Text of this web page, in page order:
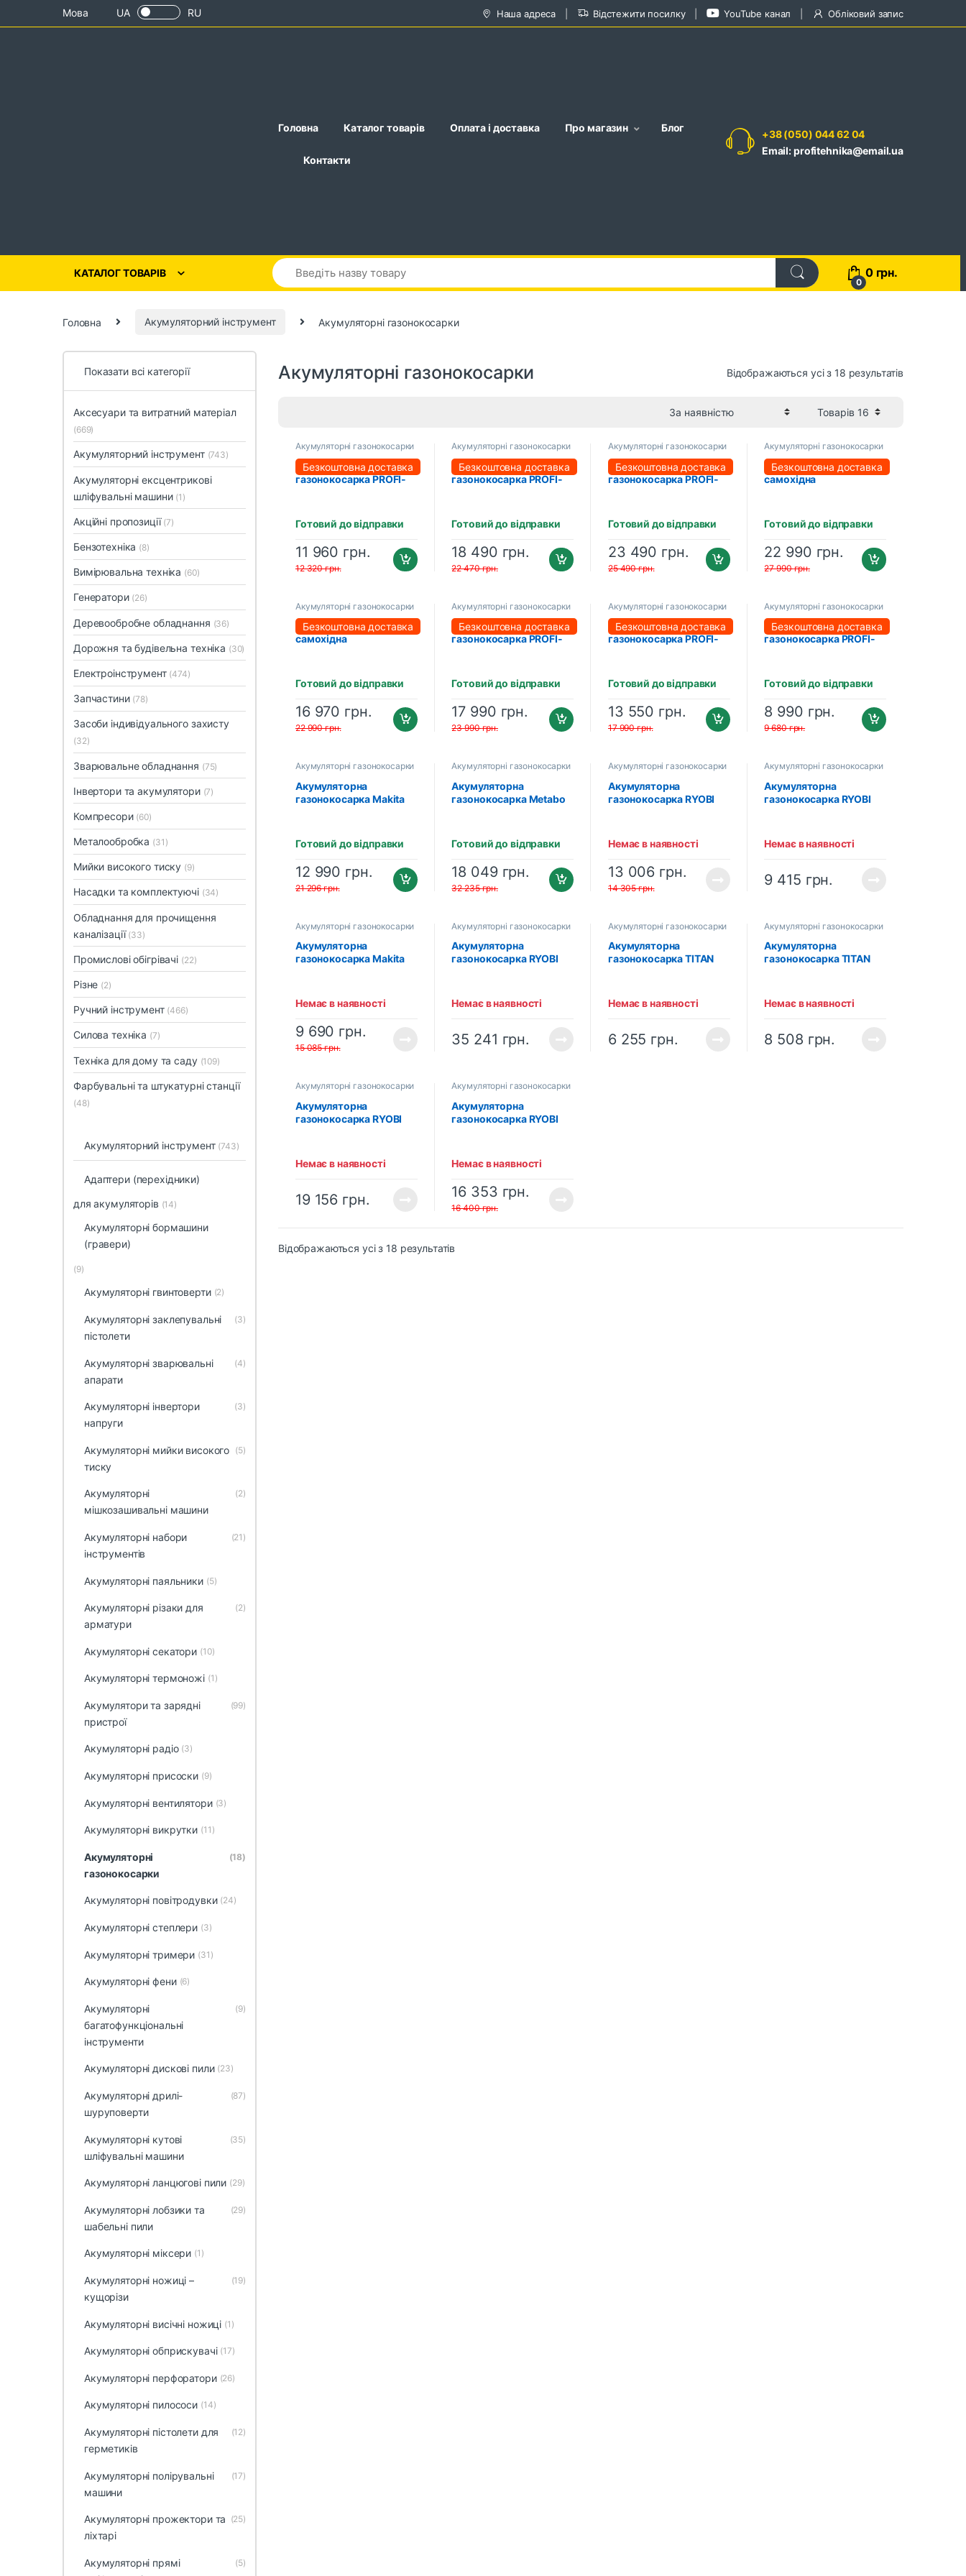
Skip to navigation
Skip to contentМова UA RU Наша адреса Відстежити посилку YouTube канал Обліковий запис
Головна Каталог товарів Оплата і доставка Про магазин Блог
Контакти
+38 (050) 044 62 04
Email: profitehnika@email.ua
КАТАЛОГ ТОВАРІВ
0
0 грн.
Головна Акумуляторний інструмент Акумуляторні газонокосарки
Акумуляторні газонокосарки Відображаються усі з 18 результатів
Акумуляторні газонокосарки
Безкоштовна доставка
Акумуляторна
газонокосарка PROFI-
2×зарядний пристрій)
Готовий до відправки
11 960 грн.
12 320грн.
Акумуляторні газонокосарки
Безкоштовна доставка
Акумуляторна
газонокосарка PROFI-
зарядний пристрій
Готовий до відправки
18 490 грн.
22 470грн.
Акумуляторні газонокосарки
Безкоштовна доставка
Акумуляторна
газонокосарка PROFI-
зарядний пристрій
Готовий до відправки
23 490 грн.
25 490грн.
Акумуляторні газонокосарки
Безкоштовна доставка
Акумуляторна
самохідна
(2×PT2080EP (8.0 Аг),
зарядний пристрій)
Готовий до відправки
22 990 грн.
27 990грн.
Акумуляторні газонокосарки
Безкоштовна доставка
Акумуляторна
самохідна
(без акумулятора та
зарядного пристрою)
Готовий до відправки
16 970 грн.
22 990грн.
Акумуляторні газонокосарки
Безкоштовна доставка
Акумуляторна
газонокосарка PROFI-
зарядний пристрій)
Готовий до відправки
17 990 грн.
23 990грн.
Акумуляторні газонокосарки
Безкоштовна доставка
Акумуляторна
газонокосарка PROFI-
зарядного пристрою)
Готовий до відправки
13 550 грн.
17 990грн.
Акумуляторні газонокосарки
Безкоштовна доставка
Акумуляторна
газонокосарка PROFI-
зарядного пристрою)
Готовий до відправки
8 990 грн.
9 680грн.
Акумуляторні газонокосарки
Акумуляторна
газонокосарка Makita
DC18SD)
Готовий до відправки
12 990 грн.
21 296грн.
Акумуляторні газонокосарки
Акумуляторна
газонокосарка Metabo
пристрій ASC 55)
(601716650)
Готовий до відправки
18 049 грн.
32 235грн.
Акумуляторні газонокосарки
Акумуляторна
газонокосарка RYOBI
пристрій)
(5133004306)
Немає в наявності
13 006 грн.
14 305грн.
Акумуляторні газонокосарки
Акумуляторна
газонокосарка RYOBI
Немає в наявності
9 415 грн.
Акумуляторні газонокосарки
Акумуляторна
газонокосарка Makita
зарядного пристрою)
Немає в наявності
9 690 грн.
15 085грн.
Акумуляторні газонокосарки
Акумуляторна
газонокосарка RYOBI
(1 х 6.0 Аг, зарядний
пристрій)
Немає в наявності
35 241 грн.
Акумуляторні газонокосарки
Акумуляторна
газонокосарка TITAN
зарядного пристрою)
Немає в наявності
6 255 грн.
Акумуляторні газонокосарки
Акумуляторна
газонокосарка TITAN
пристрій)
Немає в наявності
8 508 грн.
Акумуляторні газонокосарки
Акумуляторна
газонокосарка RYOBI
Немає в наявності
19 156 грн.
Акумуляторні газонокосарки
Акумуляторна
газонокосарка RYOBI
Немає в наявності
16 353 грн.
16 400грн.
Відображаються усі з 18 результатів
Показати всі категорії
Аксесуари та витратний матеріал
(669)
Акумуляторний інструмент (743)
Акумуляторні ексцентрикові
шліфувальні машини (1)
Акційні пропозиції (7)
Бензотехніка (8)
Вимірювальна техніка (60)
Генератори (26)
Деревообробне обладнання (36)
Дорожня та будівельна техніка (30)
Електроінструмент (474)
Запчастини (78)
Засоби індивідуального захисту
(32)
Зварювальне обладнання (75)
Інвертори та акумулятори (7)
Компресори (60)
Металообробка (31)
Мийки високого тиску (9)
Насадки та комплектуючі (34)
Обладнання для прочищення
каналізації (33)
Промислові обігрівачі (22)
Різне (2)
Ручний інструмент (466)
Силова техніка (7)
Техніка для дому та саду (109)
Фарбувальні та штукатурні станції
(48)
Акумуляторний інструмент (743)
Адаптери (перехідники)
для акумуляторів (14)
Акумуляторні бормашини
(гравери)
(9)
Акумуляторні гвинтоверти (2)
Акумуляторні заклепувальні
пістолети
(3)
Акумуляторні зварювальні
апарати
(4)
Акумуляторні інвертори
напруги
(3)
Акумуляторні мийки високого
тиску
(5)
Акумуляторні
мішкозашивальні машини
(2)
Акумуляторні набори
інструментів
(21)
Акумуляторні паяльники (5)
Акумуляторні різаки для
арматури
(2)
Акумуляторні секатори (10)
Акумуляторні термоножі (1)
Акумулятори та зарядні
пристрої
(99)
Акумуляторні радіо (3)
Акумуляторні присоски (9)
Акумуляторні вентилятори (3)
Акумуляторні викрутки (11)
Акумуляторні
газонокосарки
(18)
Акумуляторні повітродувки (24)
Акумуляторні степлери (3)
Акумуляторні тримери (31)
Акумуляторні фени (6)
Акумуляторні
багатофункціональні
інструменти
(9)
Акумуляторні дискові пили (23)
Акумуляторні дрилі-
шуруповерти
(87)
Акумуляторні кутові
шліфувальні машини
(35)
Акумуляторні ланцюгові пили (29)
Акумуляторні лобзики та
шабельні пили
(29)
Акумуляторні міксери (1)
Акумуляторні ножиці –
кущорізи
(19)
Акумуляторні висічні ножиці (1)
Акумуляторні обприскувачі (17)
Акумуляторні перфоратори (26)
Акумуляторні пилососи (14)
Акумуляторні пістолети для
герметиків
(12)
Акумуляторні полірувальні
машини
(17)
Акумуляторні прожектори та
ліхтарі
(25)
Акумуляторні прямі
(5)